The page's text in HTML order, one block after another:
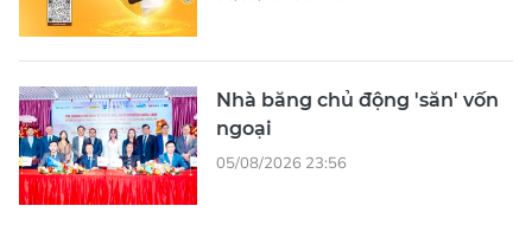
Nhà băng chủ động 'săn' vốn
ngoại
05/08/2026 23:56